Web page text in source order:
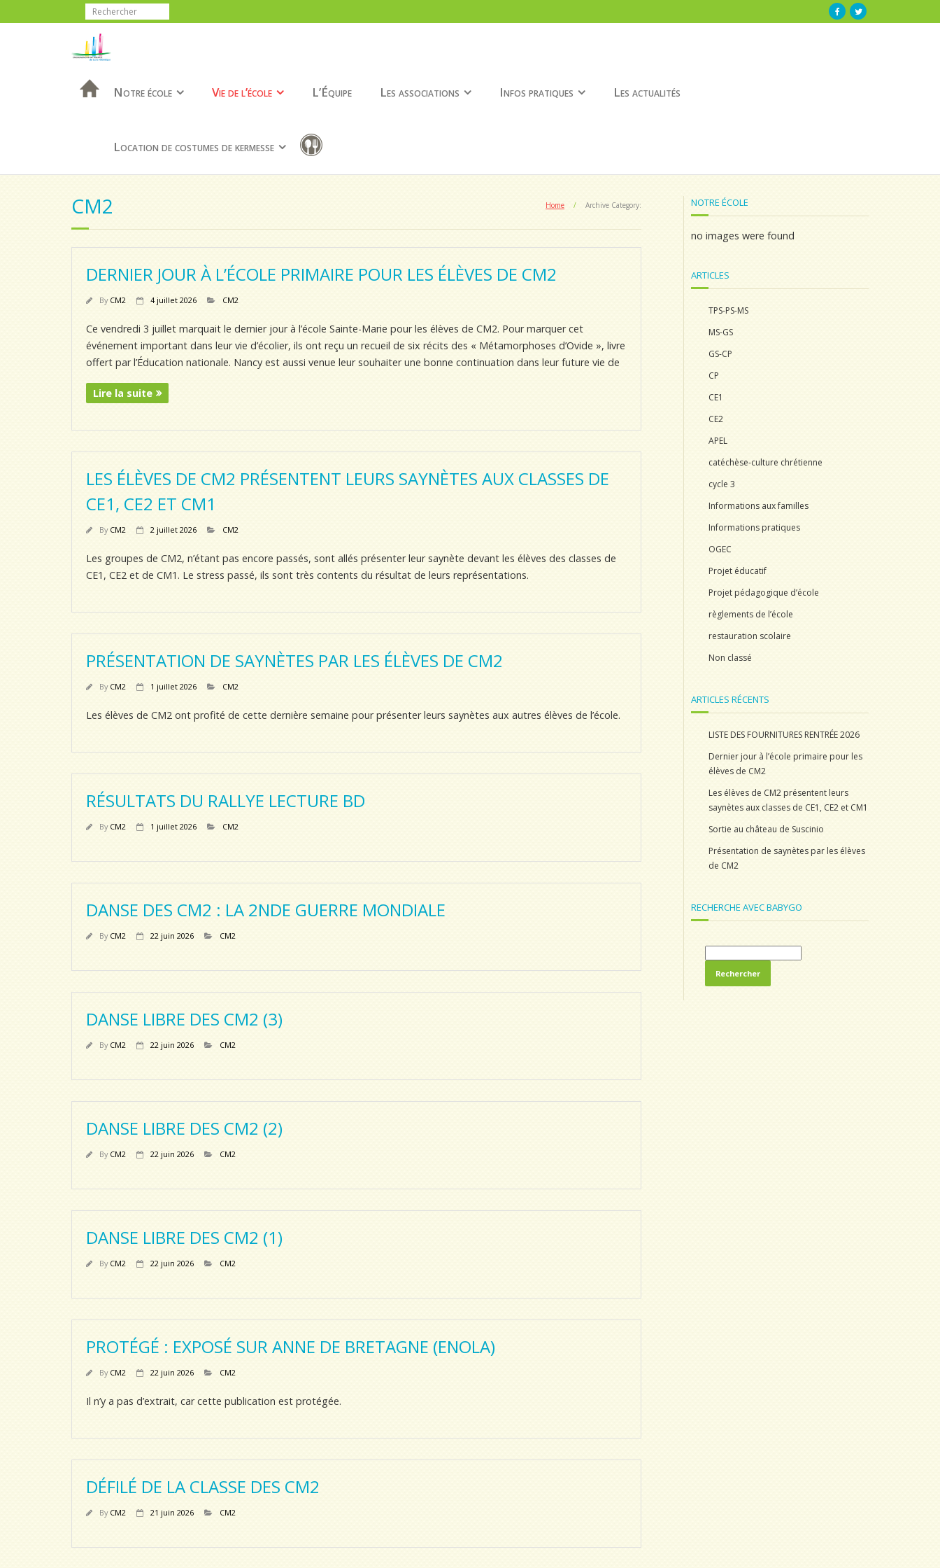
Notre école Vie de l’école L’Équipe Les associations Infos pratiques Les actualités
Location de costumes de kermesse
CM2 Home / Archive Category:
DERNIER JOUR À L’ÉCOLE PRIMAIRE POUR LES ÉLÈVES DE CM2
By CM2 4 juillet 2026 CM2
Ce vendredi 3 juillet marquait le dernier jour à l’école Sainte-Marie pour les élèves de CM2. Pour marquer cet
événement important dans leur vie d’écolier, ils ont reçu un recueil de six récits des « Métamorphoses d’Ovide », livre
offert par l’Éducation nationale. Nancy est aussi venue leur souhaiter une bonne continuation dans leur future vie de
Lire la suite
LES ÉLÈVES DE CM2 PRÉSENTENT LEURS SAYNÈTES AUX CLASSES DE
CE1, CE2 ET CM1
By CM2 2 juillet 2026 CM2
Les groupes de CM2, n’étant pas encore passés, sont allés présenter leur saynète devant les élèves des classes de
CE1, CE2 et de CM1. Le stress passé, ils sont très contents du résultat de leurs représentations.
PRÉSENTATION DE SAYNÈTES PAR LES ÉLÈVES DE CM2
By CM2 1 juillet 2026 CM2
Les élèves de CM2 ont profité de cette dernière semaine pour présenter leurs saynètes aux autres élèves de l’école.
RÉSULTATS DU RALLYE LECTURE BD
By CM2 1 juillet 2026 CM2
DANSE DES CM2 : LA 2NDE GUERRE MONDIALE
By CM2 22 juin 2026 CM2
DANSE LIBRE DES CM2 (3)
By CM2 22 juin 2026 CM2
DANSE LIBRE DES CM2 (2)
By CM2 22 juin 2026 CM2
DANSE LIBRE DES CM2 (1)
By CM2 22 juin 2026 CM2
PROTÉGÉ : EXPOSÉ SUR ANNE DE BRETAGNE (ENOLA)
By CM2 22 juin 2026 CM2
Il n’y a pas d’extrait, car cette publication est protégée.
DÉFILÉ DE LA CLASSE DES CM2
By CM2 21 juin 2026 CM2
NOTRE ÉCOLE
no images were found
ARTICLES
TPS-PS-MS
MS-GS
GS-CP
CP
CE1
CE2
APEL
catéchèse-culture chrétienne
cycle 3
Informations aux familles
Informations pratiques
OGEC
Projet éducatif
Projet pédagogique d’école
règlements de l’école
restauration scolaire
Non classé
ARTICLES RÉCENTS
LISTE DES FOURNITURES RENTRÉE 2026
Dernier jour à l’école primaire pour les
élèves de CM2
Les élèves de CM2 présentent leurs
saynètes aux classes de CE1, CE2 et CM1
Sortie au château de Suscinio
Présentation de saynètes par les élèves
de CM2
RECHERCHE AVEC BABYGO